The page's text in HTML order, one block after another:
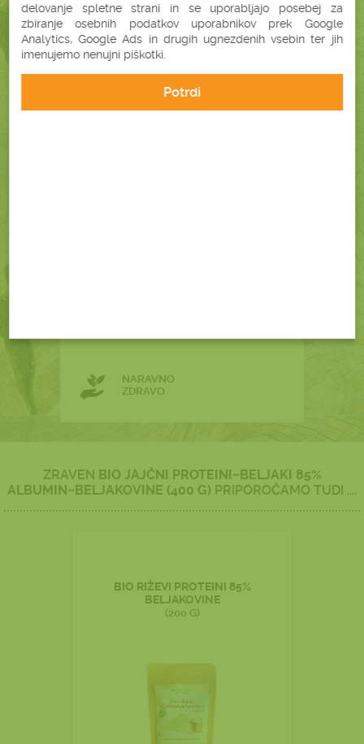
BREZPLAČNA
DOSTAVA
PLAČILO OB
NARAVNO
ZDRAVO
ZRAVEN BIO JAJČNI PROTEINI~BELJAKI 85%
ALBUMIN~BELJAKOVINE (400 G) PRIPOROČAMO TUDI ....
BIO RIŽEVI PROTEINI 85%
BELJAKOVINE
(200 G)
delovanje spletne strani in se uporabljajo posebej za
zbiranje osebnih podatkov uporabnikov prek Google
Analytics, Google Ads in drugih ugnezdenih vsebin ter jih
imenujemo nenujni piškotki.
Potrdi